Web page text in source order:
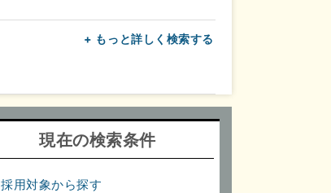
+ もっと詳しく検索する
現在の検索条件
採用対象から探す